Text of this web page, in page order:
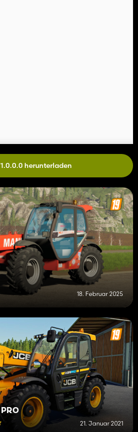
herunterladen
18. Februar 2025
21. Januar 2021